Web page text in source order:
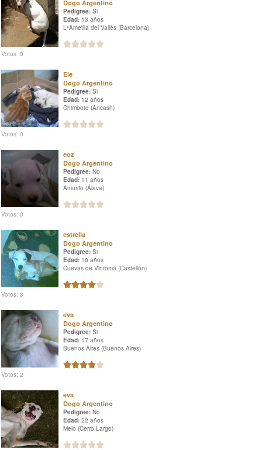
Dogo Argentino
Pedigree: Si
Edad: 13 años
LʿAmetlla del Vallès (Barcelona)
Votos: 0
Ele
Dogo Argentino
Pedigree: Si
Edad: 12 años
Chimbote (Ancash)
Votos: 0
eoz
Dogo Argentino
Pedigree: No
Edad: 11 años
Amurrio (Álava)
Votos: 0
estrella
Dogo Argentino
Pedigree: Si
Edad: 18 años
Cuevas de Vinromá (Castellón)
Votos: 3
eva
Dogo Argentino
Pedigree: Si
Edad: 17 años
Buenos Aires (Buenos Aires)
Votos: 2
eva
Dogo Argentino
Pedigree: No
Edad: 22 años
Melo (Cerro Largo)